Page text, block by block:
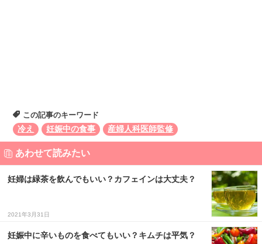
この記事のキーワード
冷え
妊娠中の食事 産婦人科医師監修
あわせて読みたい
妊婦は緑茶を飲んでもいい？カフェインは大丈夫？
2021年3月31日
妊娠中に辛いものを食べてもいい？キムチは平気？